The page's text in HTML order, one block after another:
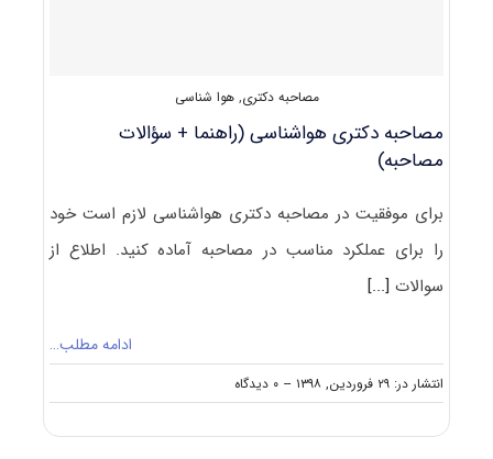
مصاحبه دکتری,هوا شناسی
مصاحبه دکتری هواشناسی (راهنما + سؤالات
مصاحبه)
برای موفقیت در مصاحبه دکتری هواشناسی لازم است خود
را برای عملکرد مناسب در مصاحبه آماده کنید. اطلاع از
سوالات[...]
ادامه مطلب…
انتشار در: ۲۹ فروردین, ۱۳۹۸ -- ۰ دیدگاه
on
مصاحبه